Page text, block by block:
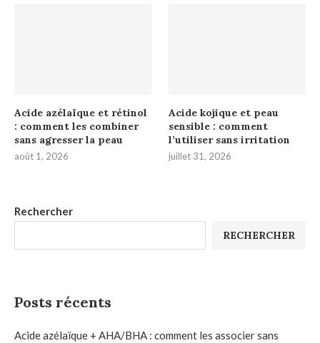
Rechercher
RECHERCHER
Posts récents
Acide azélaïque + AHA/BHA : comment les associer sans
Acide azélaïque et rétinol
: comment les combiner
sans agresser la peau
août 1, 2026
Acide kojique et peau
sensible : comment
l’utiliser sans irritation
juillet 31, 2026